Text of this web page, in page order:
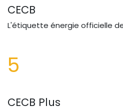
CECB
L'étiquette énergie officielle
5
CECB Plus